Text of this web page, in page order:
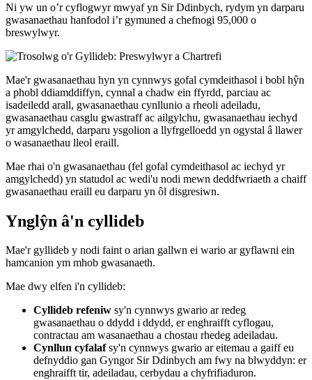
Ni yw un o’r cyflogwyr mwyaf yn Sir Ddinbych, rydym yn darparu
gwasanaethau hanfodol i’r gymuned a chefnogi 95,000 o
breswylwyr.
Mae'r gwasanaethau hyn yn cynnwys gofal cymdeithasol i bobl hŷn
a phobl ddiamddiffyn, cynnal a chadw ein ffyrdd, parciau ac
isadeiledd arall, gwasanaethau cynllunio a rheoli adeiladu,
gwasanaethau casglu gwastraff ac ailgylchu, gwasanaethau iechyd
yr amgylchedd, darparu ysgolion a llyfrgelloedd yn ogystal â llawer
o wasanaethau lleol eraill.
Mae rhai o'n gwasanaethau (fel gofal cymdeithasol ac iechyd yr
amgylchedd) yn statudol ac wedi'u nodi mewn deddfwriaeth a chaiff
gwasanaethau eraill eu darparu yn ôl disgresiwn.
Ynglŷn â'n cyllideb
Mae'r gyllideb y nodi faint o arian gallwn ei wario ar gyflawni ein
hamcanion ym mhob gwasanaeth.
Mae dwy elfen i'n cyllideb:
Cyllideb refeniw sy'n cynnwys gwario ar redeg
gwasanaethau o ddydd i ddydd, er enghraifft cyflogau,
contractau am wasanaethau a chostau rhedeg adeiladau.
Cynllun cyfalafsy'n cynnwys gwario ar eitemau a gaiff eu
defnyddio gan Gyngor Sir Ddinbych am fwy na blwyddyn: er
enghraifft tir, adeiladau, cerbydau a chyfrifiaduron.